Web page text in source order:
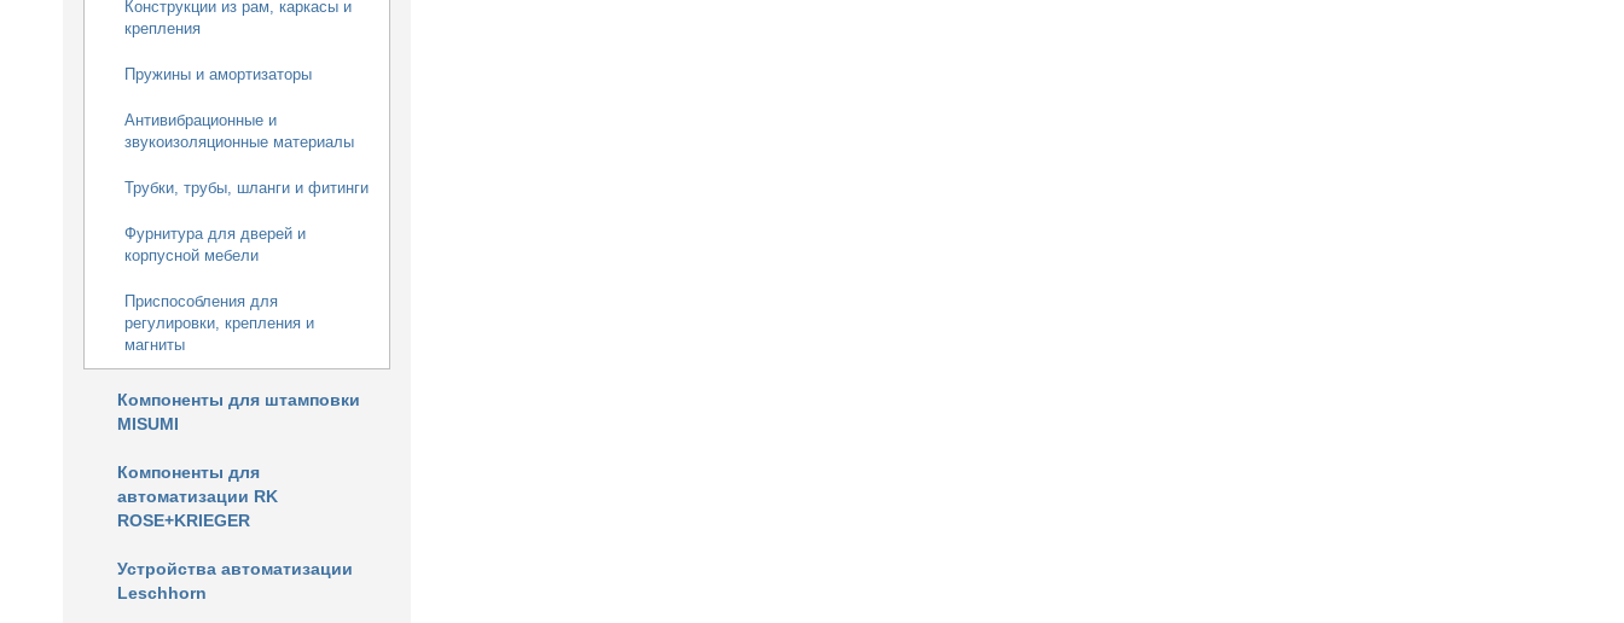
Конструкции из рам, каркасы и
крепления
Пружины и амортизаторы
Антивибрационные и
звукоизоляционные материалы
Трубки, трубы, шланги и фитинги
Фурнитура для дверей и
корпусной мебели
Приспособления для
регулировки, крепления и
магниты
Компоненты для штамповки
MISUMI
Компоненты для
автоматизации RK
ROSE+KRIEGER
Устройства автоматизации
Leschhorn